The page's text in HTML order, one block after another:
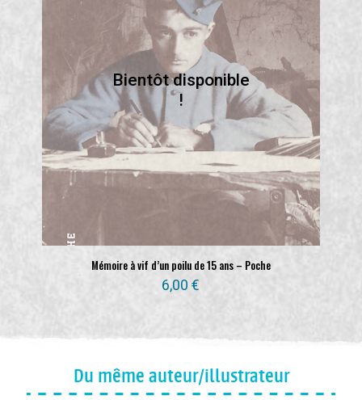
Mémoire à vif d’un poilu de 15 ans – Poche
6,00€
Du même auteur/illustrateur